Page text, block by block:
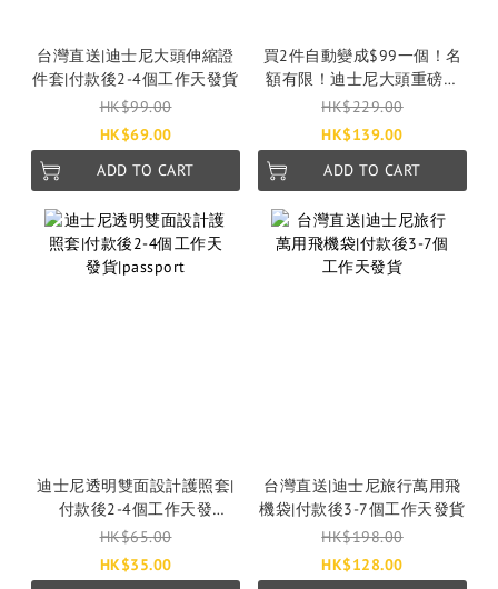
台灣直送|迪士尼大頭伸縮證
件套|付款後2-4個工作天發貨
HK$99.00
HK$69.00
ADD TO CART
買2件自動變成$99一個！名
額有限！迪士尼大頭重磅質
料旅行大袋|付款後3-7個工作
天發貨
HK$229.00
HK$139.00
ADD TO CART
迪士尼透明雙面設計護照套|
付款後2-4個工作天發
貨|passport
HK$65.00
HK$35.00
台灣直送|迪士尼旅行萬用飛
機袋|付款後3-7個工作天發貨
HK$198.00
HK$128.00